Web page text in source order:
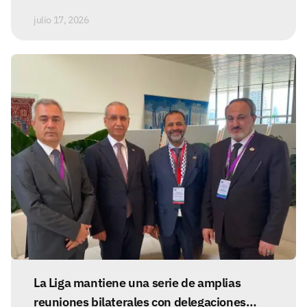
julio 17, 2026
La Liga mantiene una serie de amplias
reuniones bilaterales con delegaciones